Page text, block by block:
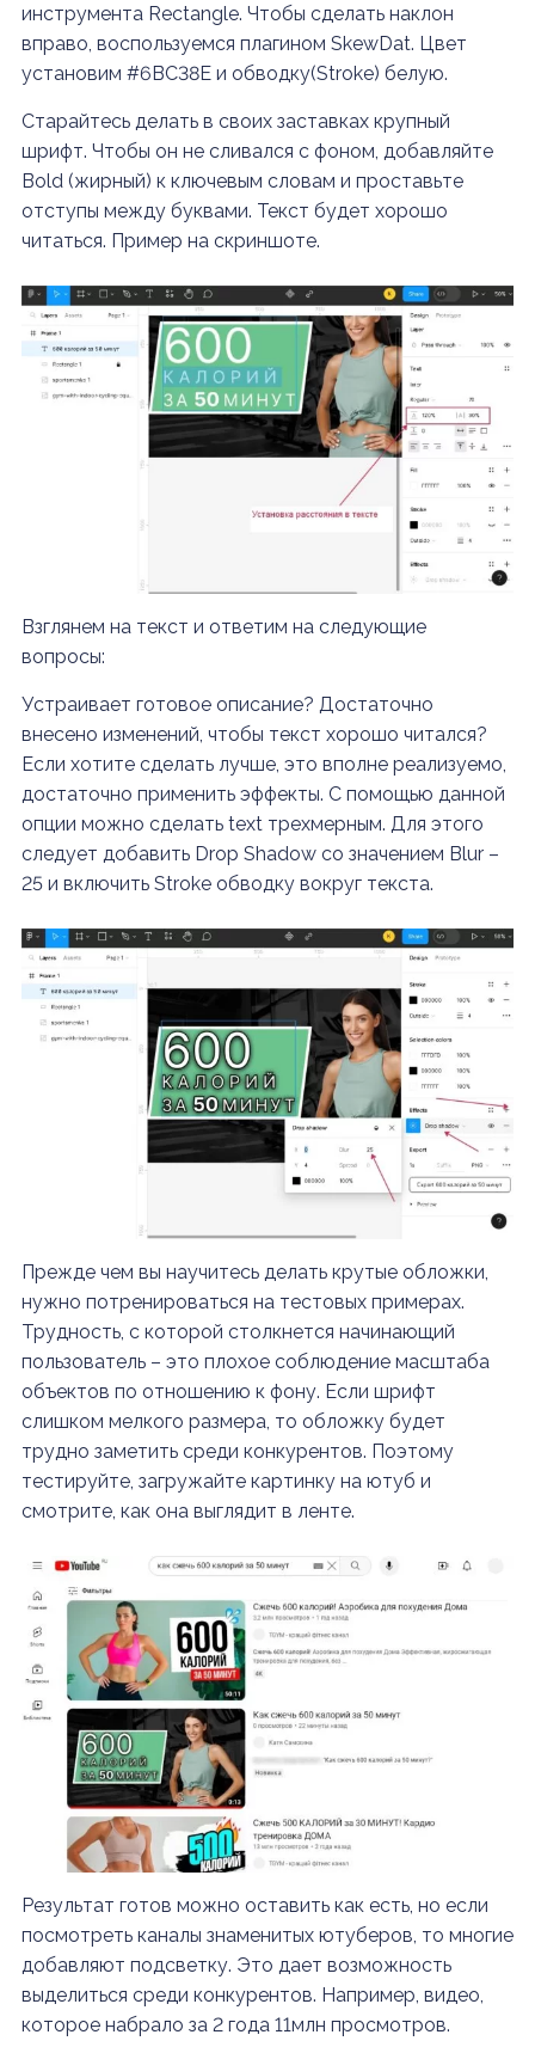
инструмента Rectangle. Чтобы сделать наклон
вправо, воспользуемся плагином SkewDat. Цвет
установим #6BC38E и обводку(Stroke) белую.
Старайтесь делать в своих заставках крупный
шрифт. Чтобы он не сливался с фоном, добавляйте
Bold (жирный) к ключевым словам и проставьте
отступы между буквами. Текст будет хорошо
читаться. Пример на скриншоте.
Взглянем на текст и ответим на следующие
вопросы:
Устраивает готовое описание? Достаточно
внесено изменений, чтобы текст хорошо читался?
Если хотите сделать лучше, это вполне реализуемо,
достаточно применить эффекты. С помощью данной
опции можно сделать text трехмерным. Для этого
следует добавить Drop Shadow со значением Blur –
25 и включить Stroke обводку вокруг текста.
Прежде чем вы научитесь делать крутые обложки,
нужно потренироваться на тестовых примерах.
Трудность, с которой столкнется начинающий
пользователь – это плохое соблюдение масштаба
объектов по отношению к фону. Если шрифт
слишком мелкого размера, то обложку будет
трудно заметить среди конкурентов. Поэтому
тестируйте, загружайте картинку на ютуб и
смотрите, как она выглядит в ленте.
Результат готов можно оставить как есть, но если
посмотреть каналы знаменитых ютуберов, то многие
добавляют подсветку. Это дает возможность
выделиться среди конкурентов. Например, видео,
которое набрало за 2 года 11млн просмотров.